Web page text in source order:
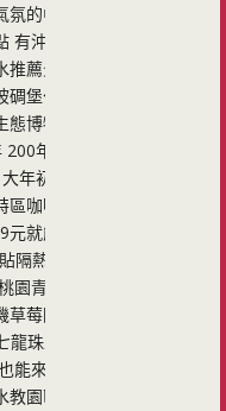
氛的中壢免費景點 適合情侶
有沖洗處有廁所 大片濕地生
推薦景點 免費停車 來玩沙
碉堡公園 有戰車、碉堡、崗
態博物館壹號館 免費參觀大
年歷史的廟宇 大家的中
年初一正式啟動 近20種遊
區咖啡廳 潮月沙茶匠私房
就能海鮮、披薩、中西式
隔熱紙交給上欣 高CP汽車
園青埔適合喜歡玩手作的親
草莓園 老闆人很好 有機草莓
龍珠主題店 七龍珠迷不能錯
能來桃機玩 桃機觀景台看
教園區 龍潭大池自行車道